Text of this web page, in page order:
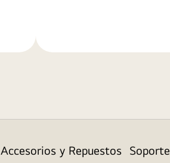
Accesorios y Repuestos Soporte